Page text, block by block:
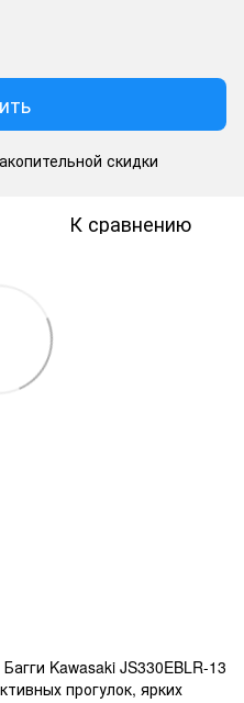
скидки
К сравнению
Kawasaki JS330EBLR-13
прогулок, ярких